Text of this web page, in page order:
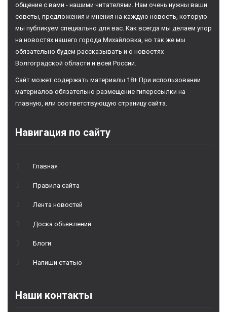
общение с вами - нашими читателями. Нам очень нужны ваши
советы, предложения и мнения на каждую новость, которую
мы публикуем специально для вас. Как всегда мы делаем упор
на новостях нашего города Михайловка, но так же мы
обязательно будем рассказывать и о новостях
Волгоградской области и всей России.
Сайт может содержать материалы 18+ При использовании
материалов обязательно размещение гиперссылки на
главную, или соответствующую страницу сайта.
Навигация по сайту
Главная
Правила сайта
Лента новостей
Доска объявлений
Блоги
Напиши статью
Наши контакты